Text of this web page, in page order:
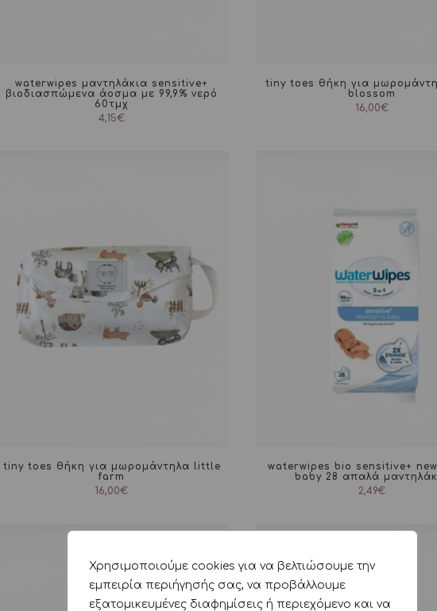
Χρησιμοποιούμε cookies για να βελτιώσουμε την
εμπειρία περιήγησής σας, να προβάλλουμε
εξατομικευμένες διαφημίσεις ή περιεχόμενο και να
waterwipes μαντηλάκια sensitive+
βιοδιασπώμενα άοσμα με 99,9% νερό
60τμχ
4,15€
tiny toes θήκη για
blossom
16,00€
tiny toes θήκη για μωρομάντηλα little
farm
16,00€
waterwipes bio sensitive+
baby 28 απαλά
2,49€